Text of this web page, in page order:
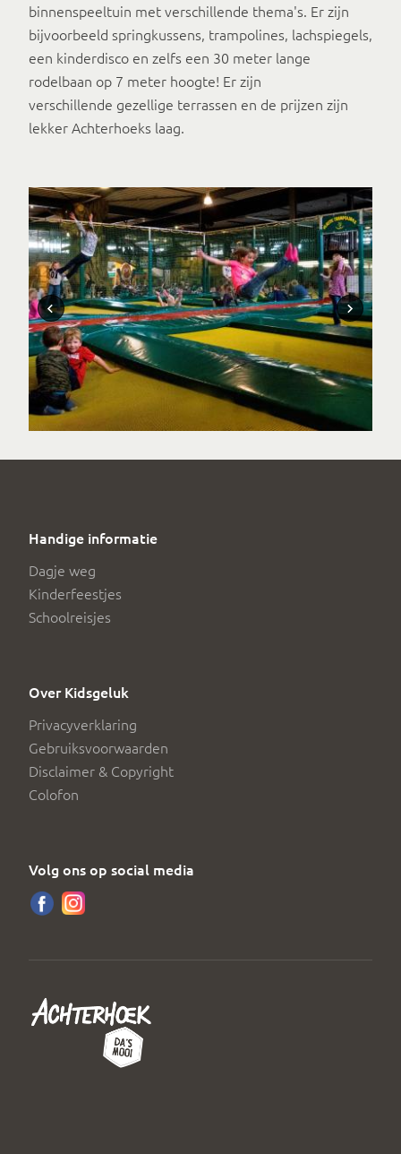
binnenspeeltuin met verschillende thema's. Er zijn
bijvoorbeeld springkussens, trampolines, lachspiegels,
een kinderdisco en zelfs een 30 meter lange
rodelbaan op 7 meter hoogte! Er zijn
verschillende gezellige terrassen en de prijzen zijn
lekker Achterhoeks laag.
Handige informatie
Dagje weg
Kinderfeestjes
Schoolreisjes
Over Kidsgeluk
Privacyverklaring
Gebruiksvoorwaarden
Disclaimer & Copyright
Colofon
Volg ons op social media